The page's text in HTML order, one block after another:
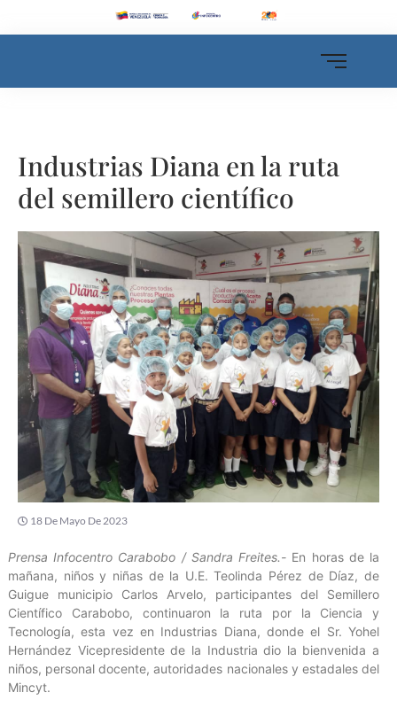
Industrias Diana en la ruta
del semillero científico
18 De Mayo De 2023
Prensa Infocentro Carabobo / Sandra Freites.- En horas de la
mañana, niños y niñas de la U.E. Teolinda Pérez de Díaz, de
Guigue municipio Carlos Arvelo, participantes del Semillero
Científico Carabobo, continuaron la ruta por la Ciencia y
Tecnología, esta vez en Industrias Diana, donde el Sr. Yohel
Hernández Vicepresidente de la Industria dio la bienvenida a
niños, personal docente, autoridades nacionales y estadales del
Mincyt.